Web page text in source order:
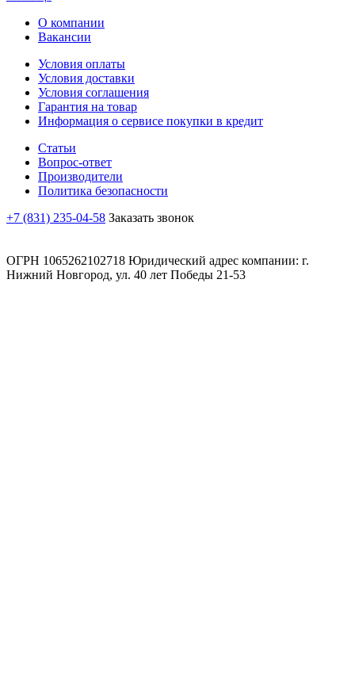
О компании
Вакансии
Условия оплаты
Условия доставки
Условия соглашения
Гарантия на товар
Информация о сервисе покупки в кредит
Статьи
Вопрос-ответ
Производители
Политика безопасности
+7 (831) 235-04-58 Заказать звонок
ОГРН 1065262102718 Юридический адрес компании: г.
Нижний Новгород, ул. 40 лет Победы 21-53